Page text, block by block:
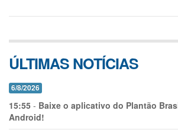
ÚLTIMAS NOTÍCIAS
6/8/2026
15:55 - Baixe o aplicativo do Plantão
Android!